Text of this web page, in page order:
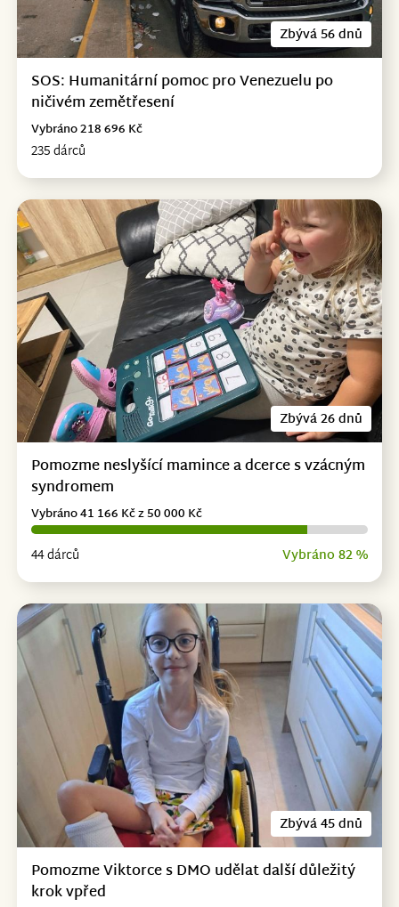
Zbývá 56 dnů
SOS: Humanitární pomoc pro Venezuelu po
ničivém zemětřesení
235 dárců
Vybráno 218 696 Kč
Zbývá 26 dnů
Pomozme neslyšící mamince a dcerce s vzácným
syndromem
44 dárců Vybráno 82 %
Vybráno 41 166 Kč z 50 000 Kč
Zbývá 45 dnů
Pomozme Viktorce s DMO udělat další důležitý
krok vpřed